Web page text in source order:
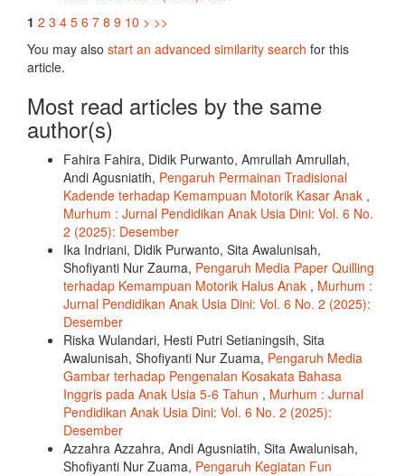
1 2 3 4 5 6 7 8 9 10 > >>
You may also start an advanced similarity search for this
article.
Most read articles by the same
author(s)
Fahira Fahira, Didik Purwanto, Amrullah Amrullah,
Andi Agusniatih, Pengaruh Permainan Tradisional
Kadende terhadap Kemampuan Motorik Kasar Anak ,
Murhum : Jurnal Pendidikan Anak Usia Dini: Vol. 6 No.
2 (2025): Desember
Ika Indriani, Didik Purwanto, Sita Awalunisah,
Shofiyanti Nur Zauma, Pengaruh Media Paper Quilling
terhadap Kemampuan Motorik Halus Anak , Murhum :
Jurnal Pendidikan Anak Usia Dini: Vol. 6 No. 2 (2025):
Desember
Riska Wulandari, Hesti Putri Setianingsih, Sita
Awalunisah, Shofiyanti Nur Zuama, Pengaruh Media
Gambar terhadap Pengenalan Kosakata Bahasa
Inggris pada Anak Usia 5-6 Tahun , Murhum : Jurnal
Pendidikan Anak Usia Dini: Vol. 6 No. 2 (2025):
Desember
Azzahra Azzahra, Andi Agusniatih, Sita Awalunisah,
Shofiyanti Nur Zuama, Pengaruh Kegiatan Fun